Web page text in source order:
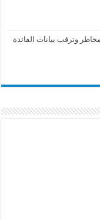
وترقب بيانات الفائدة